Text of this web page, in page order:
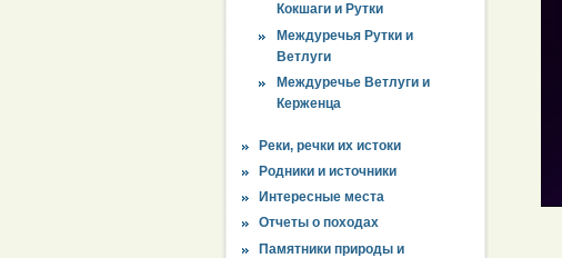
Кокшаги и Рутки
Междуречья Рутки и
Ветлуги
Междуречье Ветлуги и
Керженца
Реки, речки их истоки
Родники и источники
Интересные места
Отчеты о походах
Памятники природы и